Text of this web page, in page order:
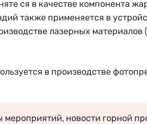
ся в качестве компонента
также применяется в
лазерных материалов
в производстве
мероприятий, новости горной